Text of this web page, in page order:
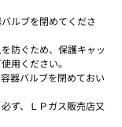
ルブを閉めてくださ
防ぐため、保護キャッ
用ください。
器バルブを閉めておい
ず、ＬＰガス販売店又